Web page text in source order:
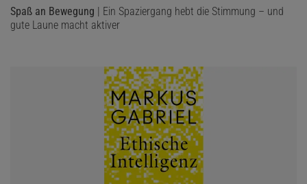
Spaß an Bewegung | Ein Spaziergang hebt die Stimmung – und
gute Laune macht aktiver